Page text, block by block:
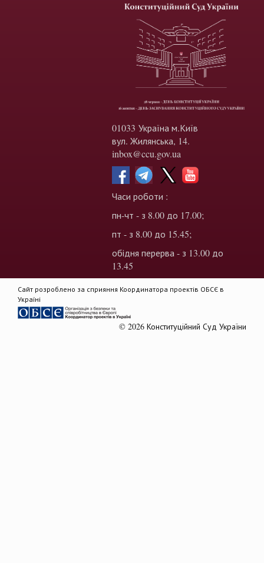
01033 Україна м.Київ
вул. Жилянська, 14.
inbox@ccu.gov.ua
Часи роботи :
пн-чт - з 8.00 до 17.00;
пт - з 8.00 до 15.45;
обідня перерва - з 13.00 до
13.45
Сайт розроблено за сприяння Координатора проектів ОБСЄ в
Україні
© 2026 Конституційний Суд України